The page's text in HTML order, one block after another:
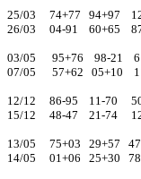
25/03 74+77 94+97
26/03 04-91 60+65
03/05 95+76 98-21
07/05 57+62 05+10
12/12 86-95 11-70
15/12 48-47 21-74
13/05 75+03 29+57
14/05 01+06 25+30